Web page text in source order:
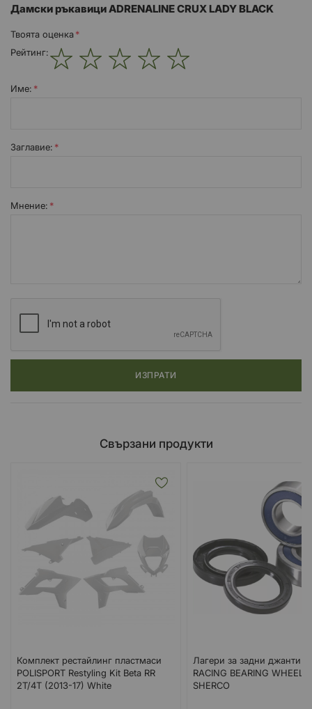
Дамски ръкавици ADRENALINE CRUX LADY BLACK
Твоята оценка
Рейтинг:
Име:
Заглавиe:
Мнение:
ИЗПРАТИ
Свързани продукти
Комплект рестайлинг пластмаси
POLISPORT Restyling Kit Beta RR
2T/4T (2013-17) White
Лагери за задни джанти
RACING BEARING WHEEL
SHERCO